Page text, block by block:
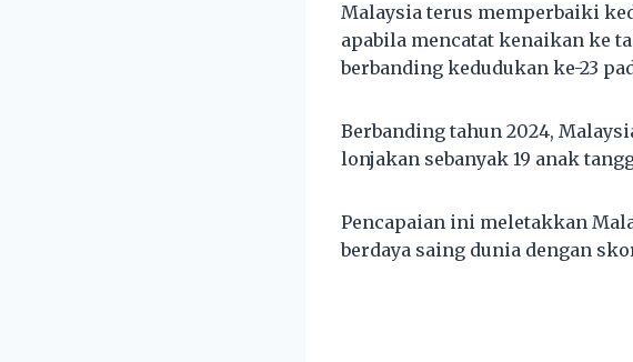
Malaysia terus memperbaiki
apabila mencatat kenaikan ke
berbanding kedudukan ke-23
Berbanding tahun 2024,
lonjakan sebanyak 19 anak
Pencapaian ini meletakkan
berdaya saing dunia dengan